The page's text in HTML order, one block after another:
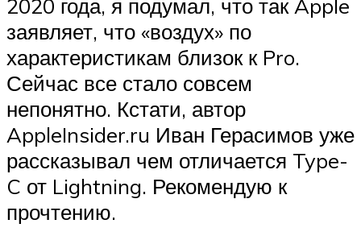
2020 года, я подумал, что так Apple
заявляет, что «воздух» по
характеристикам близок к Pro.
Сейчас все стало совсем
непонятно. Кстати, автор
AppleInsider.ru Иван Герасимов уже
рассказывал чем отличается Type-
C от Lightning. Рекомендую к
прочтению.